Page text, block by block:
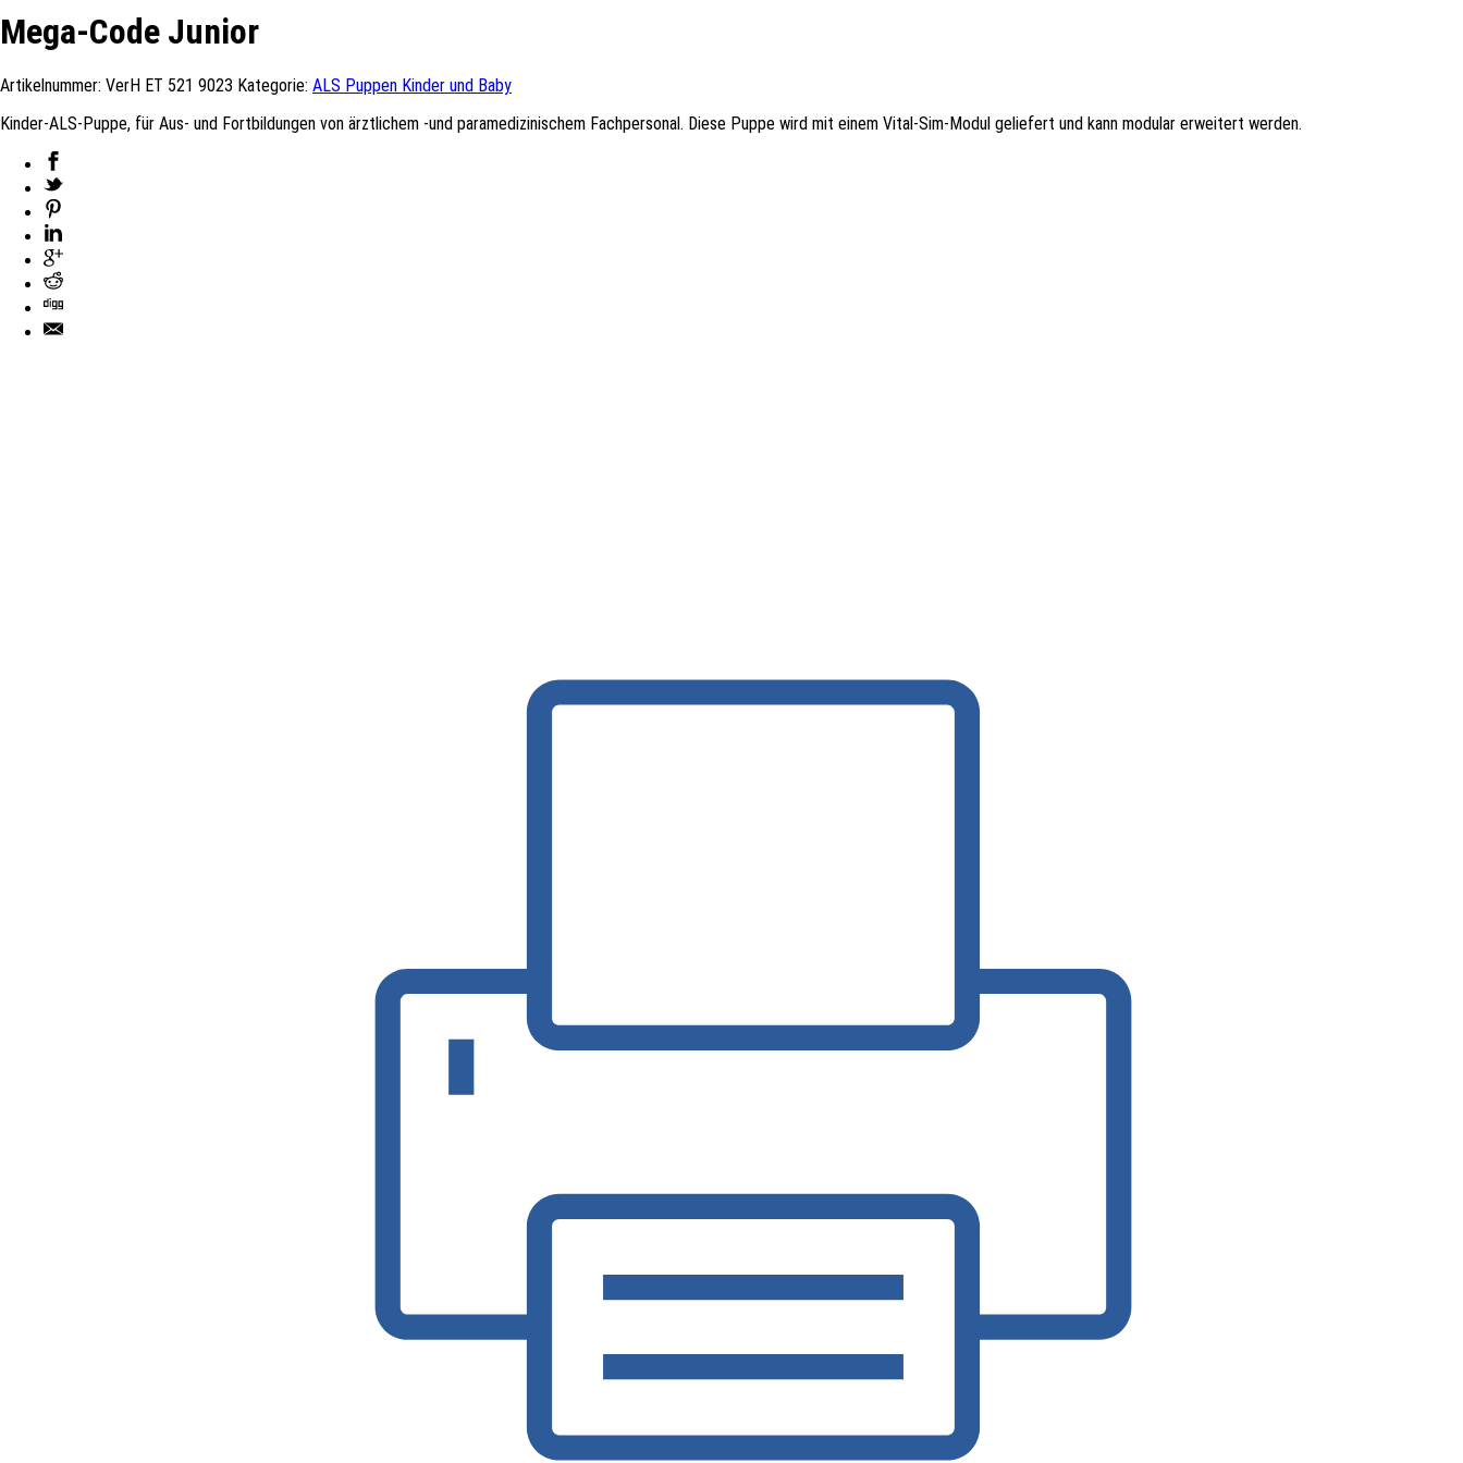
Mega-Code Junior
Artikelnummer: VerH ET 521 9023 Kategorie: ALS Puppen Kinder und Baby
Kinder-ALS-Puppe, für Aus- und Fortbildungen von ärztlichem -und paramedizinischem Fachpersonal. Diese Puppe wird mit einem Vital-Sim-Modul geliefert und kann modular erweitert werden.